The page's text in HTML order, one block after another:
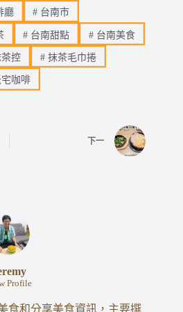
廳 # 台南市
# 台南甜點 # 台南美食
控 # 抹茶毛巾捲
咖啡
下一
Profile
食和分享美食資訊，主要撰